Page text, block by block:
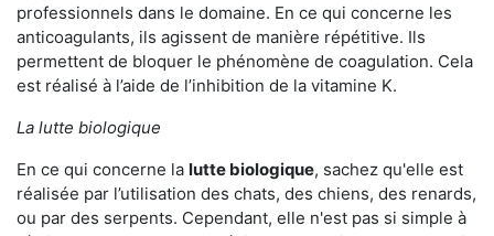
professionnels dans le domaine. En ce qui concerne les
anticoagulants, ils agissent de manière répétitive. Ils
permettent de bloquer le phénomène de coagulation. Cela
est réalisé à l’aide de l’inhibition de la vitamine K.
La lutte biologique
En ce qui concerne la lutte biologique, sachez qu'elle est
réalisée par l’utilisation des chats, des chiens, des renards,
ou par des serpents. Cependant, elle n'est pas si simple à